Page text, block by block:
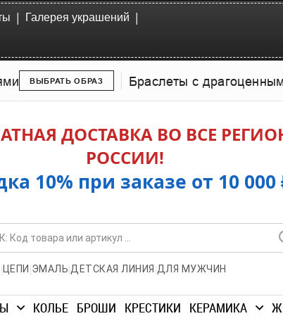
| Галерея украшений |
ВЫБРАТЬ ОБРАЗ Браслеты с
ДОСТАВКА ВО ВСЕ
РОССИИ!
10% при заказе от 10 000
| ЦЕПИ |ЭМАЛЬ|ДЕТСКАЯ ЛИНИЯ |ДЛЯ МУЖЧИН
КОЛЬЕ БРОШИ КРЕСТИКИ КЕРАМИКА